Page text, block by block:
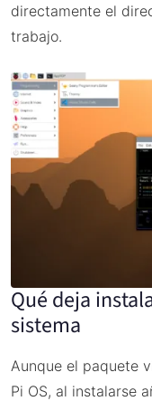
directamente el
trabajo.
Qué deja
sistema
Aunque el paquete
Pi OS, al instalarse